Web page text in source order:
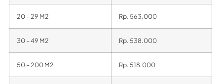
20 – 29 M2 Rp. 563.000
30 – 49 M2 Rp. 538.000
50 – 200 M2 Rp. 518.000